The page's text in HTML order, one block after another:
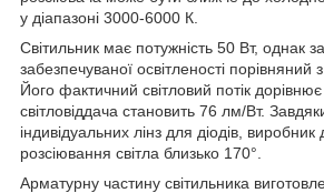
у діапазоні 3000-6000 К.
Світильник має потужність 50 Вт, однак
забезпечуваної освітленості
Його фактичний світловий потік
світловіддача становить 76 лм/Вт.
індивідуальних лінз для діодів, виробник
розсіювання світла близько 170°.
Арматурну частину світильника